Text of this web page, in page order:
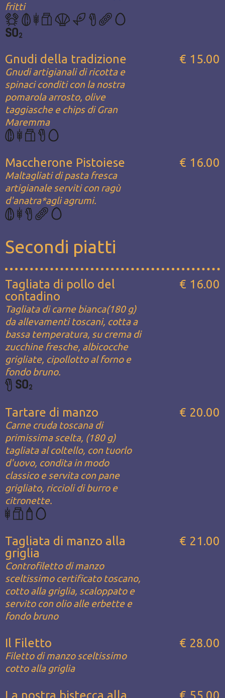
fritti
Gnudi della tradizione
Gnudi artigianali di ricotta e
spinaci conditi con la nostra
pomarola arrosto, olive
taggiasche e chips di Gran
Maremma
€ 15.00
Maccherone Pistoiese
Maltagliati di pasta fresca
artigianale serviti con ragù
d'anatra*agli agrumi.
€ 16.00
Secondi piatti
Tagliata di pollo del
contadino
Tagliata di carne bianca(180 g)
da allevamenti toscani, cotta a
bassa temperatura, su crema di
zucchine fresche, albicocche
grigliate, cipollotto al forno e
fondo bruno.
€ 16.00
Tartare di manzo
Carne cruda toscana di
primissima scelta, (180 g)
tagliata al coltello, con tuorlo
d'uovo, condita in modo
classico e servita con pane
grigliato, riccioli di burro e
citronette.
€ 20.00
Tagliata di manzo alla
griglia
Controfiletto di manzo
sceltissimo certificato toscano,
cotto alla griglia, scaloppato e
servito con olio alle erbette e
fondo bruno
€ 21.00
Il Filetto
Filetto di manzo sceltissimo
cotto alla griglia
€ 28.00